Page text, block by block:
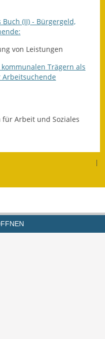
und
&
und Asyl
Buch (II) - Bürgergeld,
von Leistungen
Trägern als
Arbeit und Soziales
|